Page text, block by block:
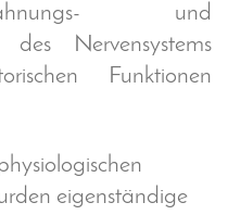
und
des Nervensystems
Funktionen
eigenständige